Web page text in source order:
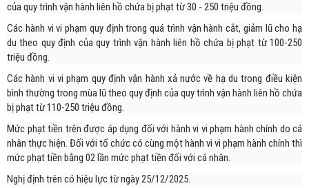
của quy trình vận hành liên hồ chứa bị phạt từ 30 - 250 triệu đồng.
Các hành vi vi phạm quy định trong quá trình vận hành cắt, giảm lũ cho hạ
du theo quy định của quy trình vận hành liên hồ chứa bị phạt từ 100-250
triệu đồng.
Các hành vi vi phạm quy định vận hành xả nước về hạ du trong điều kiện
bình thường trong mùa lũ theo quy định của quy trình vận hành liên hồ chứa
bị phạt từ 110-250 triệu đồng.
Mức phạt tiền trên được áp dụng đối với hành vi vi phạm hành chính do cá
nhân thực hiện. Đối với tổ chức có cùng một hành vi vi phạm hành chính thì
mức phạt tiền bằng 02 lần mức phạt tiền đối với cá nhân.
Nghị định trên có hiệu lực từ ngày 25/12/2025.